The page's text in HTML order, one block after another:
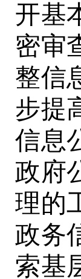
开基
密审
整信
步提
信息
政府
理的
政务
索基